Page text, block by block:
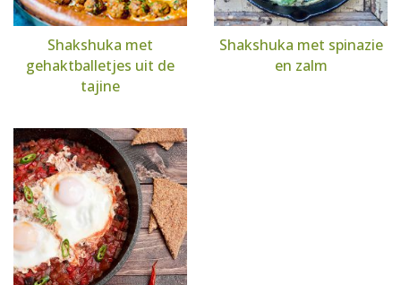
Shakshuka met
gehaktballetjes uit de
tajine
Shakshuka met spinazie
en zalm